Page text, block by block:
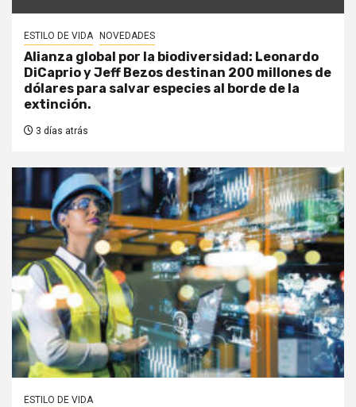
ESTILO DE VIDA NOVEDADES
Alianza global por la biodiversidad: Leonardo
DiCaprio y Jeff Bezos destinan 200 millones de
dólares para salvar especies al borde de la
extinción.
3 días atrás
ESTILO DE VIDA